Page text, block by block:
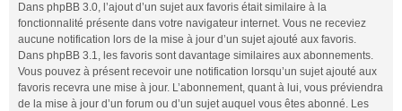
Dans phpBB 3.0, l’ajout d’un sujet aux favoris était similaire à la
fonctionnalité présente dans votre navigateur internet. Vous ne receviez
aucune notification lors de la mise à jour d’un sujet ajouté aux favoris.
Dans phpBB 3.1, les favoris sont davantage similaires aux abonnements.
Vous pouvez à présent recevoir une notification lorsqu’un sujet ajouté aux
favoris recevra une mise à jour. L’abonnement, quant à lui, vous préviendra
de la mise à jour d’un forum ou d’un sujet auquel vous êtes abonné. Les